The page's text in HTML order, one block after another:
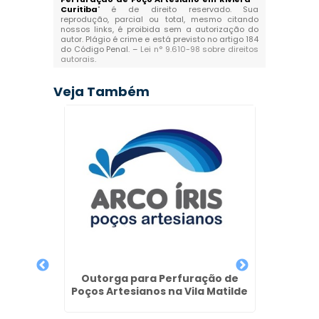
Curitiba" é de direito reservado. Sua
reprodução, parcial ou total, mesmo citando
nossos links, é proibida sem a autorização do
autor. Plágio é crime e está previsto no artigo 184
do Código Penal. – Lei n° 9.610-98 sobre direitos
autorais.
Veja Também
Outorga para Perfuração de
Poços Artesianos na Vila Matilde